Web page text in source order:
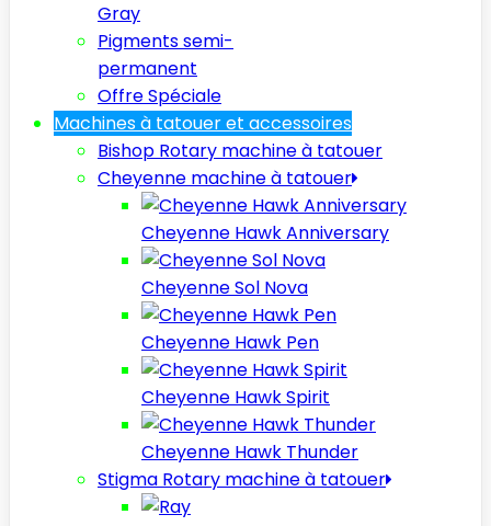
Gray
Pigments semi-
permanent
Offre Spéciale
Machines à tatouer et accessoires
Bishop Rotary machine à tatouer
Cheyenne machine à tatouer
Cheyenne Hawk Anniversary
Cheyenne Sol Nova
Cheyenne Hawk Pen
Cheyenne Hawk Spirit
Cheyenne Hawk Thunder
Stigma Rotary machine à tatouer